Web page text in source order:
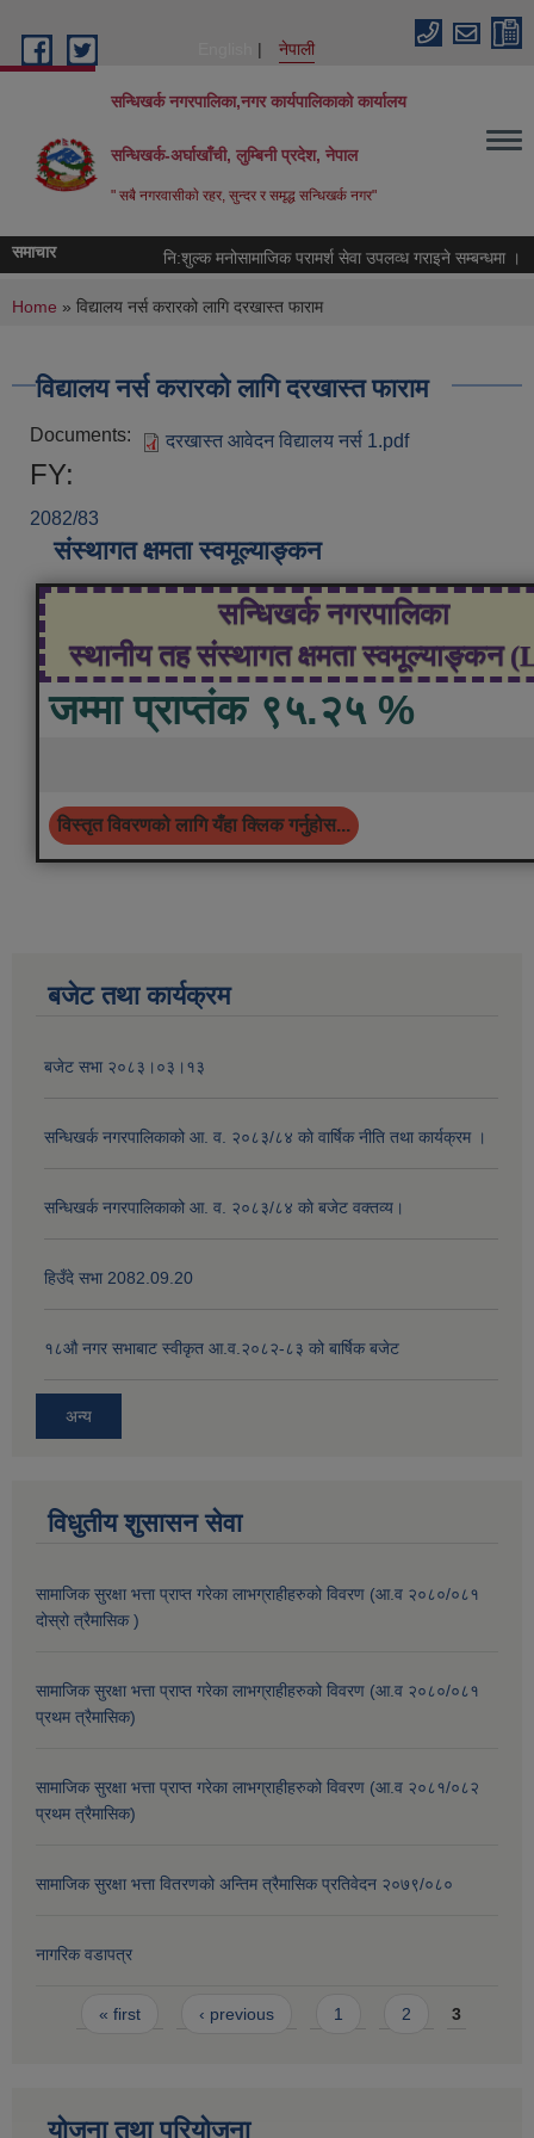
नेपाली
सन्धिखर्क नगरपालिका,नगर कार्यपालिकाको कार्यालय
सन्धिखर्क-अर्घाखाँची, लुम्बिनी प्रदेश, नेपाल
" सबै नगरवासीकाे रहर, सुन्दर र समृद्ध सन्धिखर्क नगर"
समाचार नि:शुल्क मनोसामाजिक परामर्श सेवा उपलव्ध गराइने सम्बन्धमा ।
You are here
Home » विद्यालय नर्स करारको लागि दरखास्त फाराम
विद्यालय नर्स करारको लागि दरखास्त फाराम
Documents: दरखास्त आवेदन विद्यालय नर्स 1.pdf
FY:
2082/83
संस्थागत क्षमता स्वमूल्याङ्कन
सन्धिखर्क नगरपालिका
स्थानीय तह संस्थागत क्षमता स्वमूल्याङ्कन
जम्मा प्राप्तंक ९५.२५ %
विस्तृत विवरणको लागि यँहा क्लिक गर्नुहोस...
बजेट तथा कार्यक्रम
बजेट सभा २०८३।०३।१३
सन्धिखर्क नगरपालिकाको आ. व. २०८३/८४ काे वार्षिक नीति तथा कार्यक्रम ।
सन्धिखर्क नगरपालिकाको आ. व. २०८३/८४ काे बजेट वक्तव्य।
हिउँदे सभा 2082.09.20
१८‍औ नगर सभाबाट स्वीकृत आ.व.२०८२-८३ को बार्षिक बजेट
अन्य
विधुतीय शुसासन सेवा
सामाजिक सुरक्षा भत्ता प्राप्त गरेका लाभग्राहीहरुको विवरण (आ.व २०८०/०८१
दोस्रो त्रैमासिक )
सामाजिक सुरक्षा भत्ता प्राप्त गरेका लाभग्राहीहरुको विवरण (आ.व २०८०/०८१
प्रथम त्रैमासिक)
सामाजिक सुरक्षा भत्ता प्राप्त गरेका लाभग्राहीहरुको विवरण (आ.व २०८१/०८२
प्रथम त्रैमासिक)
सामाजिक सुरक्षा भत्ता वितरणको अन्तिम त्रैमासिक प्रतिवेदन २०७९/०८०
नागरिक वडापत्र
Pages
« first ‹ previous 1 2 3
योजना तथा परियोजना